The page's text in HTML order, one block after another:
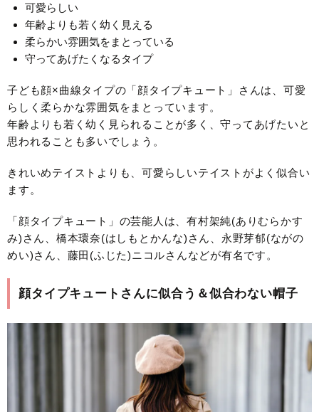
可愛らしい
年齢よりも若く幼く見える
柔らかい雰囲気をまとっている
守ってあげたくなるタイプ
子ども顔×曲線タイプの「顔タイプキュート」さんは、可愛
らしく柔らかな雰囲気をまとっています。
年齢よりも若く幼く見られることが多く、守ってあげたいと
思われることも多いでしょう。
きれいめテイストよりも、可愛らしいテイストがよく似合い
ます。
「顔タイプキュート」の芸能人は、有村架純(ありむらかす
み)さん、橋本環奈(はしもとかんな)さん、永野芽郁(ながの
めい)さん、藤田(ふじた)ニコルさんなどが有名です。
顔タイプキュートさんに似合う＆似合わない帽子